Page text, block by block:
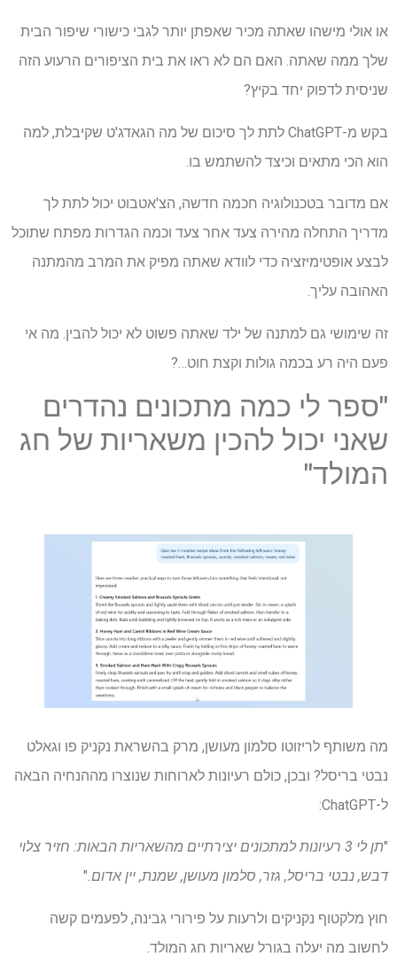
או אולי מישהו שאתה מכיר שאפתן יותר לגבי כישורי שיפור הבית
שלך ממה שאתה. האם הם לא ראו את בית הציפורים הרעוע הזה
שניסית לדפוק יחד בקיץ?
בקש מ-ChatGPT לתת לך סיכום של מה הגאדג'ט שקיבלת, למה
הוא הכי מתאים וכיצד להשתמש בו.
אם מדובר בטכנולוגיה חכמה חדשה, הצ'אטבוט יכול לתת לך
מדריך התחלה מהירה צעד אחר צעד וכמה הגדרות מפתח שתוכל
לבצע אופטימיזציה כדי לוודא שאתה מפיק את המרב מהמתנה
האהובה עליך.
זה שימושי גם למתנה של ילד שאתה פשוט לא יכול להבין. מה אי
פעם היה רע בכמה גולות וקצת חוט…?
"ספר לי כמה מתכונים נהדרים
שאני יכול להכין משאריות של חג
המולד"
מה משותף לריזוטו סלמון מעושן, מרק בהשראת נקניק פו וגאלט
נבטי בריסל? ובכן, כולם רעיונות לארוחות שנוצרו מההנחיה הבאה
ל-ChatGPT:
"
תן לי 3 רעיונות למתכונים יצירתיים מהשאריות הבאות: חזיר צלוי
דבש, נבטי בריסל, גזר, סלמון מעושן, שמנת, יין אדום."
חוץ מלקטוף נקניקים ולרעות על פירורי גבינה, לפעמים קשה
לחשוב מה יעלה בגורל שאריות חג המולד.